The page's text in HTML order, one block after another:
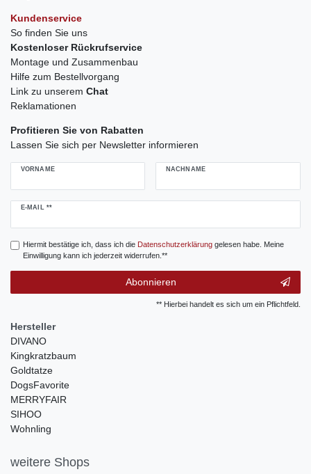
Kundenservice
So finden Sie uns
Kostenloser Rückrufservice
Montage und Zusammenbau
Hilfe zum Bestellvorgang
Link zu unserem Chat
Reklamationen
Profitieren Sie von Rabatten
Lassen Sie sich per Newsletter informieren
VORNAME NACHNAME
E-MAIL **
Newsletter
Hiermit bestätige ich, dass ich die Daten­schutz­erklärunggelesen habe. Meine
Einwilligung kann ich jederzeit widerrufen.**
Abonnieren
** Hierbei handelt es sich um ein Pflichtfeld.
Hersteller
DIVANO
Kingkratzbaum
Goldtatze
DogsFavorite
MERRYFAIR
SIHOO
Wohnling
weitere Shops